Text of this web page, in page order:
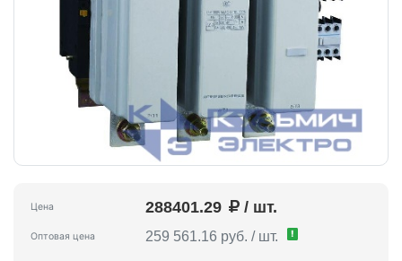
Цена 288401.29 / шт.
Оптовая цена 259 561.16 руб. / шт. !